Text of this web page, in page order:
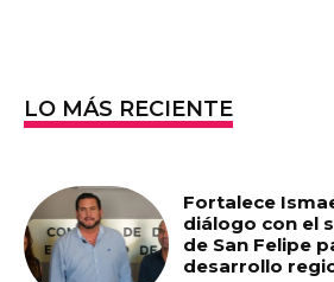
LO MÁS RECIENTE
Fortalece
diálogo con el
de San Felipe
desarrollo